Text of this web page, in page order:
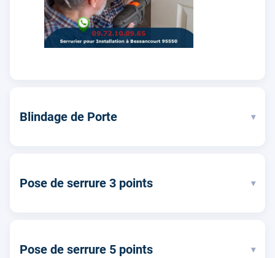
Blindage de Porte ▾
Pose de serrure 3 points ▾
Pose de serrure 5 points ▾